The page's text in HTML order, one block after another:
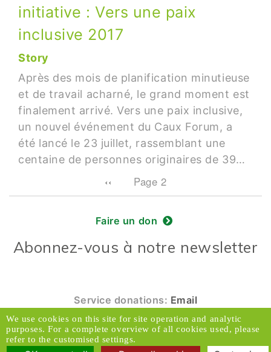
initiative : Vers une paix
inclusive 2017
Story
Après des mois de planification minutieuse
et de travail acharné, le grand moment est
finalement arrivé. Vers une paix inclusive,
un nouvel événement du Caux Forum, a
été lancé le 23 juillet, rassemblant une
centaine de personnes originaires de 39…
Previous page
‹‹ Page 2
Faire un don
Abonnez-vous à notre newsletter
Service donations: Email
© 2026 Caux Initiatives et Changement. Tous
droits réservés.
We use cookies on this site for site operation and analytic
purposes. For a complete overview of all cookies used, please
refer to the customised settings.